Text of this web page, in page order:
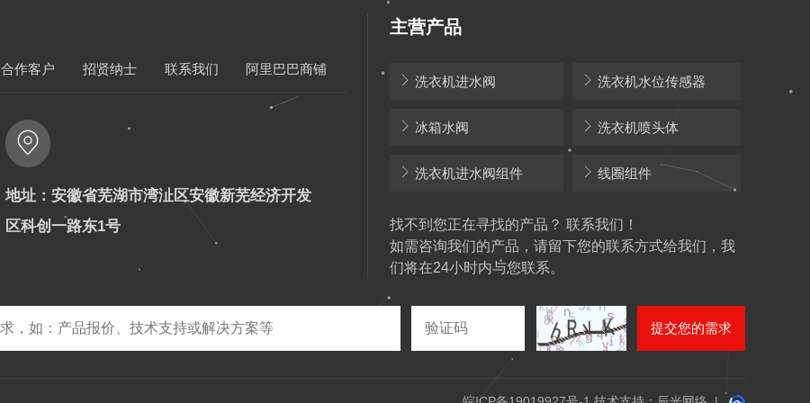
合作客户 招贤纳士 联系我们 阿里巴巴商铺
地址：安徽省芜湖市湾沚区安徽新芜经济开发
区科创一路东1号
主营产品
洗衣机进水阀 洗衣机水位传感器
冰箱水阀 洗衣机喷头体
洗衣机进水阀组件 线圈组件
找不到您正在寻找的产品？ 联系我们！
如需咨询我们的产品，请留下您的联系方式给我们，我
们将在24小时内与您联系。
提交您的需求